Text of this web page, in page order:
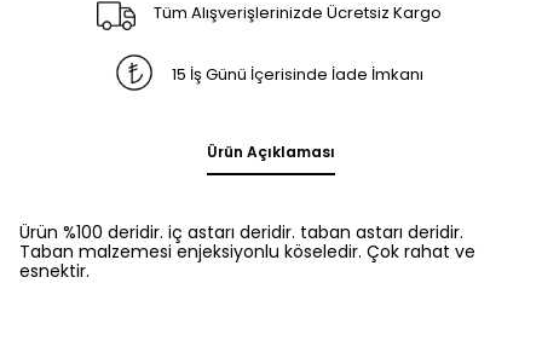
Tüm Alışverişlerinizde Ücretsiz Kargo
15 İş Günü İçerisinde İade İmkanı
Ürün Açıklaması
Ürün %100 deridir. iç astarı deridir. taban astarı deridir.
Taban malzemesi enjeksiyonlu köseledir. Çok rahat ve
esnektir.